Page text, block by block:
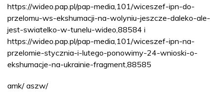
https://wideo.pap.pl/pap-media,101/wiceszef-ipn-do-
przelomu-ws-ekshumacji-na-wolyniu-jeszcze-daleko-ale-
jest-swiatelko-w-tunelu-wideo,88584 i
https://wideo.pap.pl/pap-media,101/wiceszef-ipn-na-
przelomie-stycznia-i-lutego-ponowimy-24-wnioski-o-
ekshumacje-na-ukrainie-fragment,88585
amk/ aszw/